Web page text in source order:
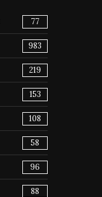
77
983
219
153
108
58
96
88